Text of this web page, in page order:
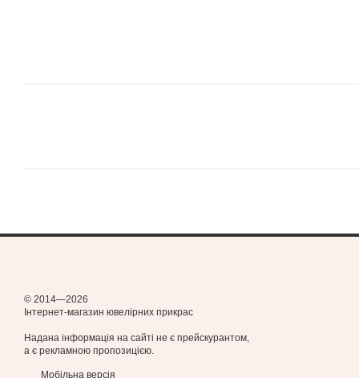
© 2014—2026
Інтернет-магазин ювелірних прикрас
Надана інформація на сайті не є прейскурантом,
а є рекламною пропозицією.
Мобільна версія